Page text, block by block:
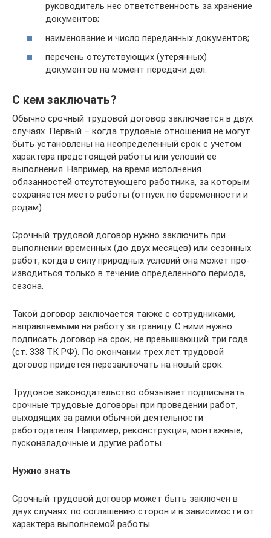
руководитель нес ответственность за хранение
документов;
наименование и число переданных документов;
перечень отсутствующих (утерянных)
документов на момент передачи дел.
С кем заключать?
Обычно срочный трудовой договор заклю­чается в двух
случаях. Первый – когда тру­довые отношения не могут
быть установле­ны на неопределенный срок с учетом
характера предстоящей работы или усло­вий ее
выполнения. Например, на время исполнения
обязанностей отсутствующего работника, за которым
сохраняется место работы (отпуск по беременности и
родам).
Срочный трудовой договор нужно за­ключить при
выполнении временных (до двух месяцев) или сезонных
работ, когда в силу природных условий она может про­
изводиться только в течение определенного периода,
сезона.
Такой договор заключается также с сотруд­никами,
направляемыми на работу за границу. С ними нужно
подписать договор на срок, не превышающий три года
(ст. 338 ТК РФ). По окончании трех лет трудовой
договор придет­ся перезаключать на новый срок.
Трудовое законодательство обязывает подписывать
срочные трудовые договоры при проведении работ,
выходящих за рам­ки обычной деятельности
работодателя. Например, реконструкция, монтажные,
пусконаладочные и другие работы.
Нужно знать
Срочный трудовой договор может быть заключен в
двух случаях: по соглашению сторон и в зависимости от
характера выполняемой работы.